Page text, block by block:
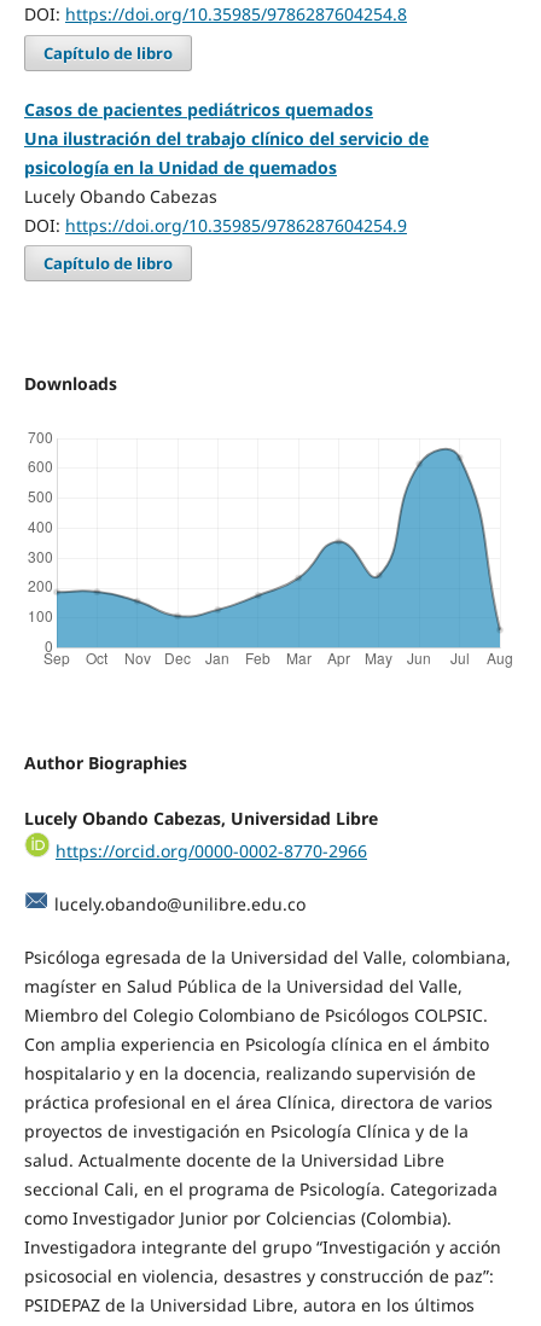
DOI: https://doi.org/10.35985/9786287604254.8
Capítulo de libro
Casos de pacientes pediátricos quemados
Una ilustración del trabajo clínico del servicio de
psicología en la Unidad de quemados
Lucely Obando Cabezas
DOI: https://doi.org/10.35985/9786287604254.9
Capítulo de libro
Downloads
Author Biographies
Lucely Obando Cabezas, Universidad Libre
https://orcid.org/0000-0002-8770-2966
lucely.obando@unilibre.edu.co
Psicóloga egresada de la Universidad del Valle, colombiana,
magíster en Salud Pública de la Universidad del Valle,
Miembro del Colegio Colombiano de Psicólogos COLPSIC.
Con amplia experiencia en Psicología clínica en el ámbito
hospitalario y en la docencia, realizando supervisión de
práctica profesional en el área Clínica, directora de varios
proyectos de investigación en Psicología Clínica y de la
salud. Actualmente docente de la Universidad Libre
seccional Cali, en el programa de Psicología. Categorizada
como Investigador Junior por Colciencias (Colombia).
Investigadora integrante del grupo “Investigación y acción
psicosocial en violencia, desastres y construcción de paz”:
PSIDEPAZ de la Universidad Libre, autora en los últimos